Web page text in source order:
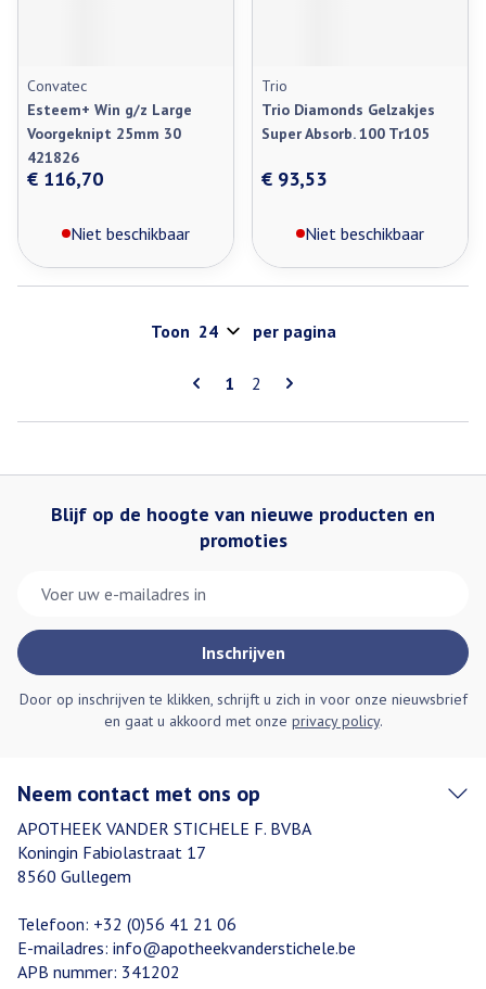
Convatec
Esteem+ Win g/z Large
Voorgeknipt 25mm 30
421826
€ 116,70
Niet beschikbaar
Trio
Trio Diamonds Gelzakjes
Super Absorb. 100 Tr105
€ 93,53
Niet beschikbaar
Pagina's
U lees momenteel pagina
1 Pagina
2
Toon per pagina
Blijf op de hoogte van nieuwe producten en
promoties
Inschrijven
Door op inschrijven te klikken, schrijft u zich in voor onze nieuwsbrief
en gaat u akkoord met onze privacy policy.
Neem contact met ons op
APOTHEEK VANDER STICHELE F. BVBA
Koningin Fabiolastraat 17
8560 Gullegem
Telefoon: +32 (0)56 41 21 06
E-mailadres: info@apotheekvanderstichele.be
APB nummer: 341202